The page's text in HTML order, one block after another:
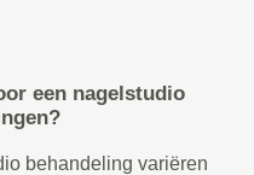
een nagelstudio
behandeling variëren